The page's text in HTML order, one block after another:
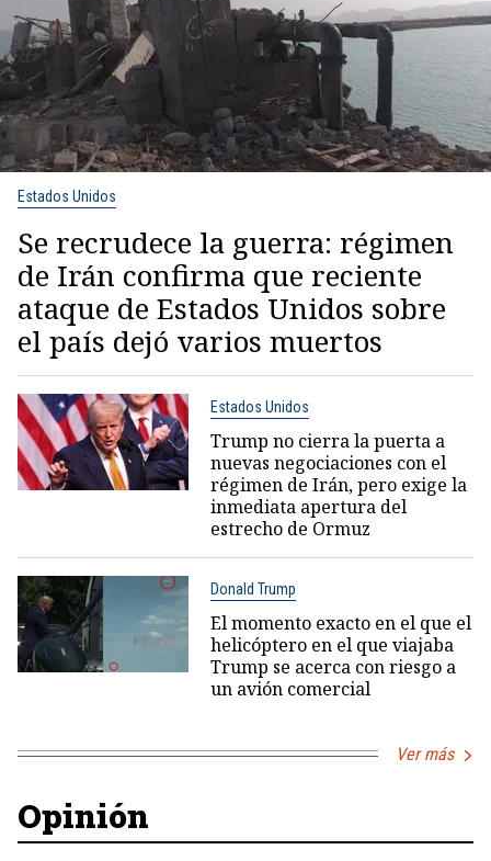
Estados Unidos
Se recrudece la guerra: régimen
de Irán confirma que reciente
ataque de Estados Unidos sobre
el país dejó varios muertos
Estados Unidos
Trump no cierra la puerta a
nuevas negociaciones con el
régimen de Irán, pero exige la
inmediata apertura del
estrecho de Ormuz
Donald Trump
El momento exacto en el que el
helicóptero en el que viajaba
Trump se acerca con riesgo a
un avión comercial
Ver más
Opinión